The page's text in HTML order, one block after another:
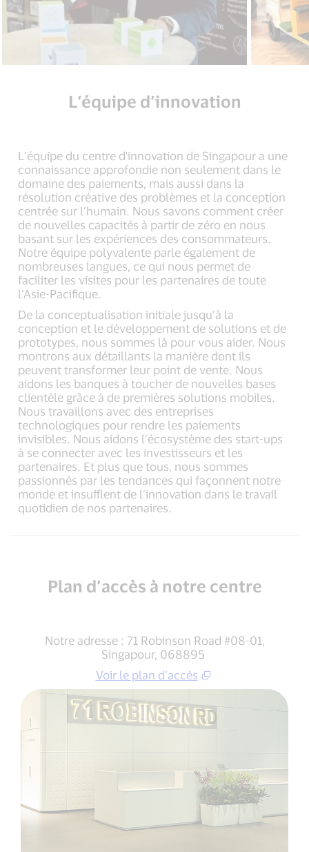
L’équipe d’innovation
L’équipe du centre d'innovation de Singapour a une
connaissance approfondie non seulement dans le
domaine des paiements, mais aussi dans la
résolution créative des problèmes et la conception
centrée sur l’humain. Nous savons comment créer
de nouvelles capacités à partir de zéro en nous
basant sur les expériences des consommateurs.
Notre équipe polyvalente parle également de
nombreuses langues, ce qui nous permet de
faciliter les visites pour les partenaires de toute
l’Asie-Pacifique.
De la conceptualisation initiale jusqu’à la
conception et le développement de solutions et de
prototypes, nous sommes là pour vous aider. Nous
montrons aux détaillants la manière dont ils
peuvent transformer leur point de vente. Nous
aidons les banques à toucher de nouvelles bases
clientèle grâce à de premières solutions mobiles.
Nous travaillons avec des entreprises
technologiques pour rendre les paiements
invisibles. Nous aidons l’écosystème des start-ups
à se connecter avec les investisseurs et les
partenaires. Et plus que tous, nous sommes
passionnés par les tendances qui façonnent notre
monde et insufflent de l’innovation dans le travail
quotidien de nos partenaires.
Plan d’accès à notre centre
Notre adresse : 71 Robinson Road #08-01,
Singapour, 068895
Voir le plan d’accès